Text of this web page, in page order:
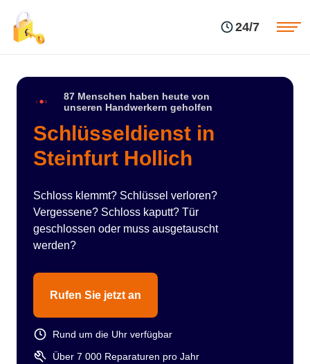
24/7
87 Menschen haben heute von
unseren Handwerkern geholfen
Schlüsseldienst in
Steinfurt Hollich
Schloss klemmt? Schlüssel verloren?
Vergessene? Schloss kaputt? Tür
geschlossen oder muss ausgetauscht
werden?
Rufen Sie jetzt an
Rund um die Uhr verfügbar
Über 7 000 Reparaturen pro Jahr